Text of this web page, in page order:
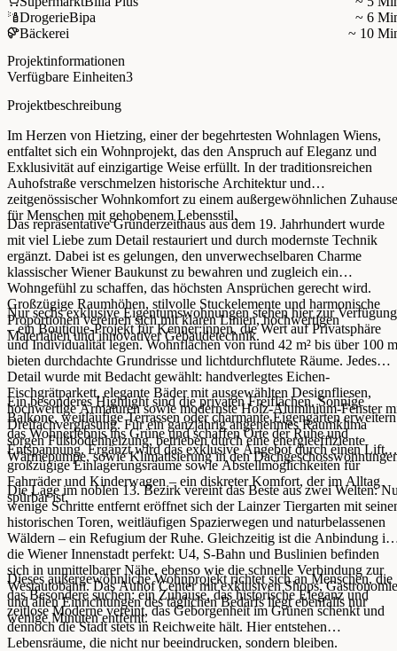
DrogerieBipa
~ 6
Bäckerei
~ 10
Projektinformationen
Verfügbare Einheiten3
Projektbeschreibung
Im Herzen von Hietzing, einer der begehrtesten Wohnlagen Wiens,
entfaltet sich ein Wohnprojekt, das den Anspruch auf Eleganz und
Exklusivität auf einzigartige Weise erfüllt. In der traditionsreichen
Auhofstraße verschmelzen historische Architektur und
zeitgenössischer Wohnkomfort zu einem außergewöhnlichen Zuhause
für Menschen mit gehobenem Lebensstil.
Das repräsentative Gründerzeithaus aus dem 19. Jahrhundert wurde
mit viel Liebe zum Detail restauriert und durch modernste Technik
ergänzt. Dabei ist es gelungen, den unverwechselbaren Charme
klassischer Wiener Baukunst zu bewahren und zugleich ein
Wohngefühl zu schaffen, das höchsten Ansprüchen gerecht wird.
Großzügige Raumhöhen, stilvolle Stuckelemente und harmonische
Proportionen vereinen sich mit klaren Linien, hochwertigen
Materialien und innovativer Gebäudetechnik.
Nur sechs exklusive Eigentumswohnungen stehen hier zur Verfügung
– ein Boutique-Projekt für Kenner:innen, die Wert auf Privatsphäre
und Individualität legen. Wohnflächen von rund 42 m² bis über 100
bieten durchdachte Grundrisse und lichtdurchflutete Räume. Jedes
Detail wurde mit Bedacht gewählt: handverlegtes Eichen-
Fischgrätparkett, elegante Bäder mit ausgewählten Designfliesen,
hochwertige Armaturen sowie modernste Holz-Aluminium-Fenster
Dreifachverglasung. Für ein ganzjährig angenehmes Raumklima
sorgen Fußbodenheizung, betrieben durch eine energieeffiziente
Wärmepumpe, sowie Klimatisierung in den
Ein besonderes Highlight sind die privaten Freiflächen. Sonnige
Balkone, weitläufige Terrassen oder charmante Eigengärten erweitern
das Wohnerlebnis ins Grüne und schaffen Orte der Ruhe und
Entspannung. Ergänzt wird das exklusive Angebot durch einen Lift,
großzügige Einlagerungsräume sowie Abstellmöglichkeiten für
Fahrräder und Kinderwagen – ein diskreter Komfort, der im Alltag
spürbar ist.
Die Lage im noblen 13. Bezirk vereint das Beste aus zwei Welten:
wenige Schritte entfernt eröffnet sich der Lainzer Tiergarten mit
historischen Toren, weitläufigen Spazierwegen und naturbelassenen
Wäldern – ein Refugium der Ruhe. Gleichzeitig ist die Anbindung in
die Wiener Innenstadt perfekt: U4, S-Bahn und Buslinien befinden
sich in unmittelbarer Nähe, ebenso wie die schnelle Verbindung zur
Westautobahn. Das Auhof Center mit exklusiven Shops, Gastronomie
und allen Einrichtungen des täglichen Bedarfs liegt ebenfalls nur
wenige Minuten entfernt.
Dieses außergewöhnliche Wohnprojekt richtet sich an Menschen, die
das Besondere suchen: ein Zuhause, das historische Eleganz und
zeitlose Moderne vereint, das Geborgenheit im Grünen schenkt und
dennoch die Stadt stets in Reichweite hält. Hier entstehen
Lebensräume, die nicht nur beeindrucken, sondern bleiben.